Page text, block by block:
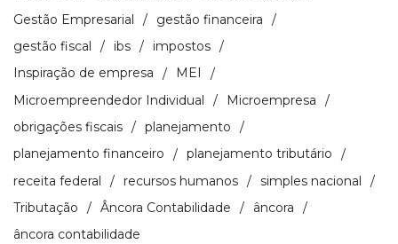
Gestão Empresarial
gestão financeira
gestão fiscal
ibs
impostos
Inspiração de empresa
MEI
Microempreendedor Individual
Microempresa
obrigações fiscais
planejamento
planejamento financeiro
planejamento tributário
receita federal
recursos humanos
simples nacional
Tributação
Âncora Contabilidade
âncora
âncora contabilidade